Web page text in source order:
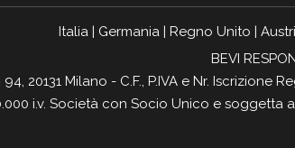
Italia| Germania| Regno Unito |
BEVI
20131 Milano - C.F., P.IVA e Nr.
i.v. Società con Socio Unico e soggetta